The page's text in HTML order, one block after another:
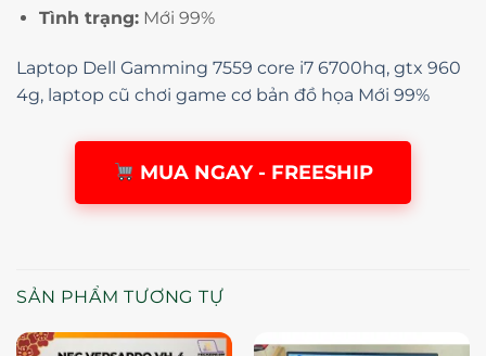
Tình trạng:Mới 99%
Laptop Dell Gamming 7559 core i7 6700hq, gtx 960
4g, laptop cũ chơi game cơ bản đồ họa Mới 99%
MUA NGAY - FREESHIP
SẢN PHẨM TƯƠNG TỰ